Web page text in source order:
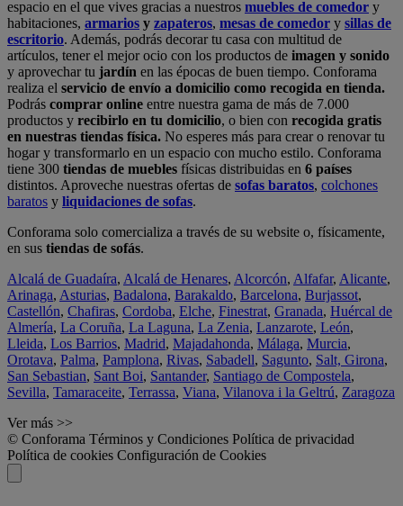
espacio en el que vives gracias a nuestros muebles de comedor y
habitaciones, armarios y zapateros, mesas de comedor y sillas de
escritorio. Además, podrás decorar tu casa con multitud de
artículos, tener el mejor ocio con los productos de imagen y sonido
y aprovechar tu jardín en las épocas de buen tiempo. Conforama
realiza el servicio de envío a domicilio como recogida en tienda.
Podrás comprar online entre nuestra gama de más de 7.000
productos y recibirlo en tu domicilio, o bien con recogida gratis
en nuestras tiendas física. No esperes más para crear o renovar tu
hogar y transformarlo en un espacio con mucho estilo. Conforama
tiene 300 tiendas de muebles físicas distribuidas en 6 países
distintos. Aproveche nuestras ofertas de sofas baratos, colchones
baratos y liquidaciones de sofas.
Conforama solo comercializa a través de su website o, físicamente,
en sus tiendas de sofás.
Alcalá de Guadaíra, Alcalá de Henares, Alcorcón, Alfafar, Alicante,
Arinaga, Asturias, Badalona, Barakaldo, Barcelona, Burjassot,
Castellón, Chafiras, Cordoba, Elche, Finestrat, Granada, Huércal de
Almería, La Coruña, La Laguna, La Zenia, Lanzarote, León,
Lleida, Los Barrios, Madrid, Majadahonda, Málaga, Murcia,
Orotava, Palma, Pamplona, Rivas, Sabadell, Sagunto, Salt, Girona,
San Sebastian, Sant Boi, Santander, Santiago de Compostela,
Sevilla, Tamaraceite, Terrassa, Viana, Vilanova i la Geltrú, Zaragoza
Ver más >>
© Conforama Términos y Condiciones Política de privacidad
Política de cookies Configuración de Cookies